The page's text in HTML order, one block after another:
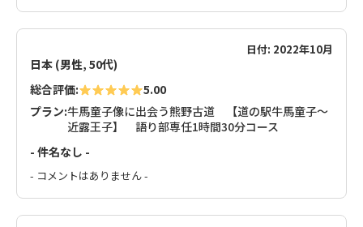
日付: 2022年10月
日本 (男性, 50代)
総合評価:
5.00
プラン:牛馬童子像に出会う熊野古道 【道の駅牛馬童子～
近露王子】 語り部専任1時間30分コース
- 件名なし -
- コメントはありません -